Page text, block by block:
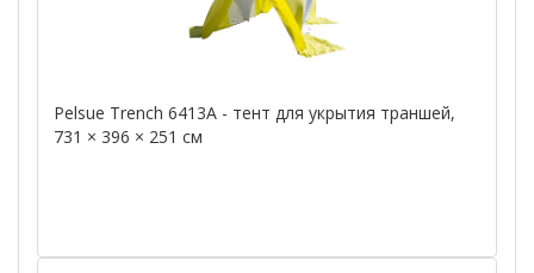
Pelsue Trench 6413A - тент для укрытия траншей,
731 × 396 × 251 см